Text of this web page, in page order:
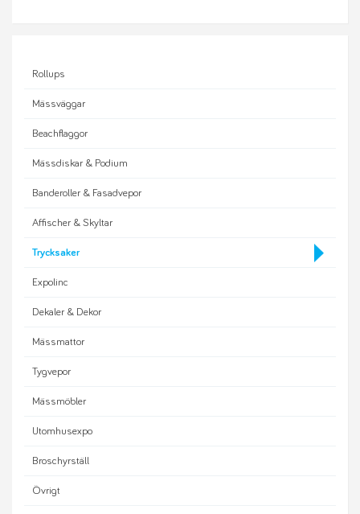
Rollups
Mässväggar
Beachflaggor
Mässdiskar & Podium
Banderoller & Fasadvepor
Affischer & Skyltar
Trycksaker
Expolinc
Dekaler & Dekor
Mässmattor
Tygvepor
Mässmöbler
Utomhusexpo
Broschyrställ
Övrigt